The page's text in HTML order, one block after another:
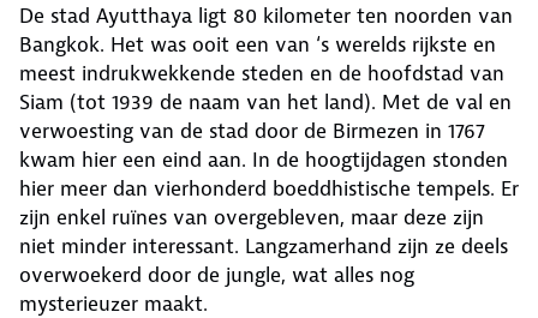
De stad Ayutthaya ligt 80 kilometer ten noorden van
Bangkok. Het was ooit een van ‘s werelds rijkste en
meest indrukwekkende steden en de hoofdstad van
Siam (tot 1939 de naam van het land). Met de val en
verwoesting van de stad door de Birmezen in 1767
kwam hier een eind aan. In de hoogtijdagen stonden
hier meer dan vierhonderd boeddhistische tempels. Er
zijn enkel ruïnes van overgebleven, maar deze zijn
niet minder interessant. Langzamerhand zijn ze deels
overwoekerd door de jungle, wat alles nog
mysterieuzer maakt.